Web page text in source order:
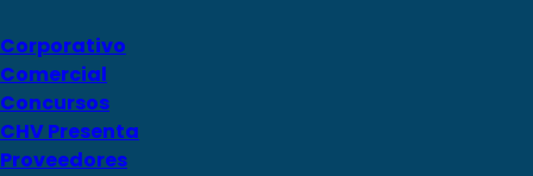
Corporativo
Comercial
Concursos
CHV Presenta
Proveedores